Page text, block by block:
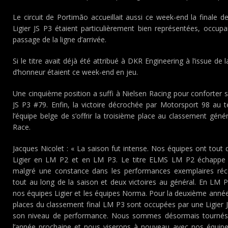
Le circuit de Portimão accueillait aussi ce week-end la finale
Ligier JS P3 étaient particulièrement bien représentées,
passage de la ligne d’arrivée.
Si le titre avait déjà été attribué à DKR Engineering à l’issue de
d’honneur étaient ce week-end en jeu.
Une cinquième position a suffi à Nielsen Racing pour conforter
JS P3 #79. Enfin, la victoire décrochée par Motorsport 98 au
l’équipe belge de s’offrir la troisième place au classement
Race.
Jacques Nicolet : « La saison fut intense. Nos équipes ont
Ligier en LM P2 et en LM P3. Le titre ELMS LM P2
malgré une constance dans les performances exemplaires
tout au long de la saison et deux victoires au général. En LM
nos équipes Ligier et les équipes Norma. Pour la deuxième
places du classement final LM P3 sont occupées par une Ligier
son niveau de performance. Nous sommes désormais